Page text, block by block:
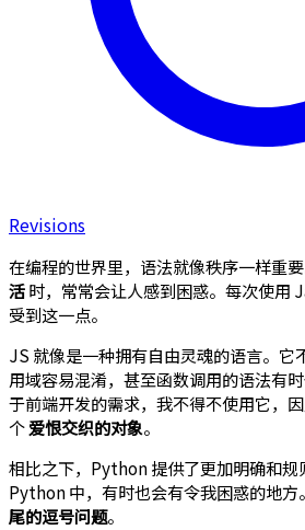
Revisions
在编程的世界里，语法就像秩序一样重
活时，常常会让人感到困惑。每次使用
受到这一点。
JS 就像是一种拥有自由灵魂的语言。它
用域容易混淆，甚至函数调用的语法有
于前端开发的需求，我不得不使用它，
个爱恨交织的对象。
相比之下，Python 提供了更加明确和规
Python 中，有时也会有令我困惑的地方
尾的逗号问题。